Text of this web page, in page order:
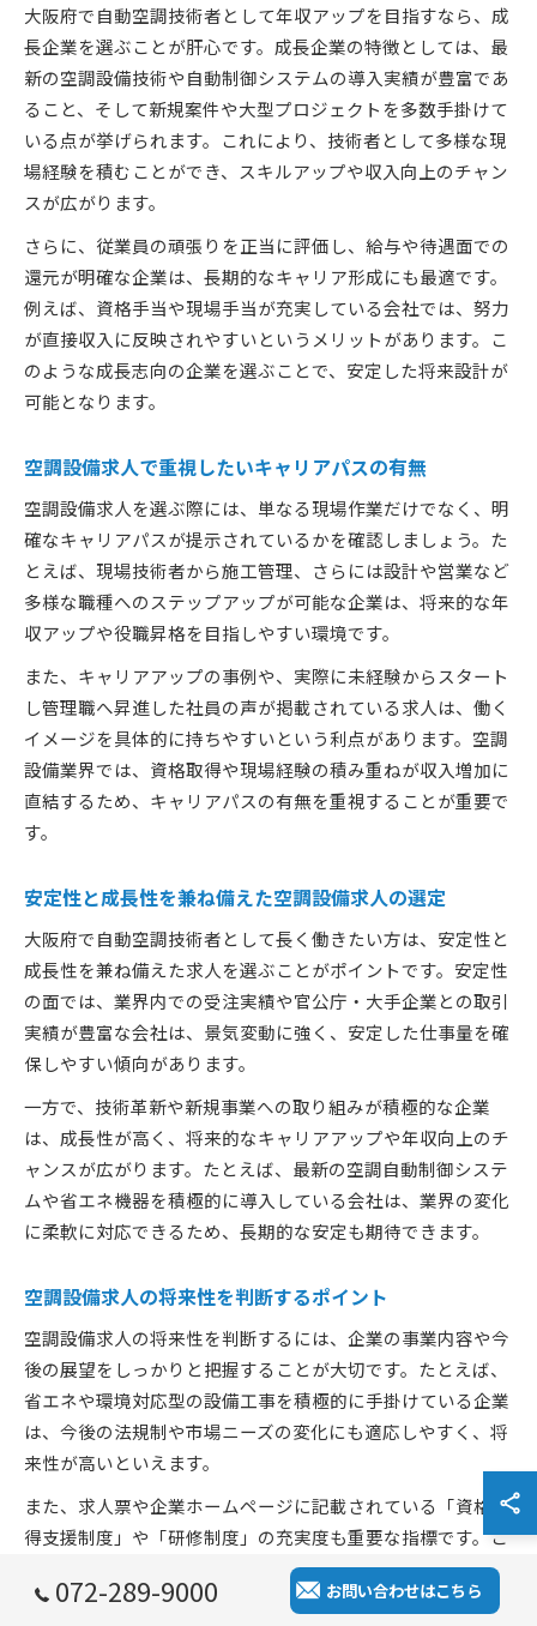
大阪府で自動空調技術者として年収アップを目指すなら、成
長企業を選ぶことが肝心です。成長企業の特徴としては、最
新の空調設備技術や自動制御システムの導入実績が豊富であ
ること、そして新規案件や大型プロジェクトを多数手掛けて
いる点が挙げられます。これにより、技術者として多様な現
場経験を積むことができ、スキルアップや収入向上のチャン
スが広がります。
さらに、従業員の頑張りを正当に評価し、給与や待遇面での
還元が明確な企業は、長期的なキャリア形成にも最適です。
例えば、資格手当や現場手当が充実している会社では、努力
が直接収入に反映されやすいというメリットがあります。こ
のような成長志向の企業を選ぶことで、安定した将来設計が
可能となります。
空調設備求人で重視したいキャリアパスの有無
空調設備求人を選ぶ際には、単なる現場作業だけでなく、明
確なキャリアパスが提示されているかを確認しましょう。た
とえば、現場技術者から施工管理、さらには設計や営業など
多様な職種へのステップアップが可能な企業は、将来的な年
収アップや役職昇格を目指しやすい環境です。
また、キャリアアップの事例や、実際に未経験からスタート
し管理職へ昇進した社員の声が掲載されている求人は、働く
イメージを具体的に持ちやすいという利点があります。空調
設備業界では、資格取得や現場経験の積み重ねが収入増加に
直結するため、キャリアパスの有無を重視することが重要で
す。
安定性と成長性を兼ね備えた空調設備求人の選定
大阪府で自動空調技術者として長く働きたい方は、安定性と
成長性を兼ね備えた求人を選ぶことがポイントです。安定性
の面では、業界内での受注実績や官公庁・大手企業との取引
実績が豊富な会社は、景気変動に強く、安定した仕事量を確
保しやすい傾向があります。
一方で、技術革新や新規事業への取り組みが積極的な企業
は、成長性が高く、将来的なキャリアアップや年収向上のチ
ャンスが広がります。たとえば、最新の空調自動制御システ
ムや省エネ機器を積極的に導入している会社は、業界の変化
に柔軟に対応できるため、長期的な安定も期待できます。
空調設備求人の将来性を判断するポイント
空調設備求人の将来性を判断するには、企業の事業内容や今
後の展望をしっかりと把握することが大切です。たとえば、
省エネや環境対応型の設備工事を積極的に手掛けている企業
は、今後の法規制や市場ニーズの変化にも適応しやすく、将
来性が高いといえます。
また、求人票や企業ホームページに記載されている「資格取
得支援制度」や「研修制度」の充実度も重要な指標です。こ
れらが整っている企業は、従業員の成長を重視し、長期的な
雇用を見据えていることが多いです。現場での経験やスキル
072-289-9000 お問い合わせはこちら